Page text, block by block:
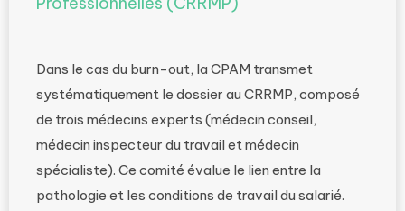
Dans le cas du burn-out, la CPAM transmet
systématiquement le dossier au CRRMP, composé
de trois médecins experts (médecin conseil,
médecin inspecteur du travail et médecin
spécialiste). Ce comité évalue le lien entre la
pathologie et les conditions de travail du salarié.